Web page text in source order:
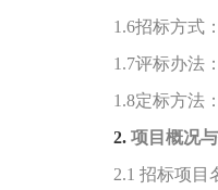
1.6招标方式：
1.7评标办法：
1.8定标方法
2. 项目概况
2.1 招标项目